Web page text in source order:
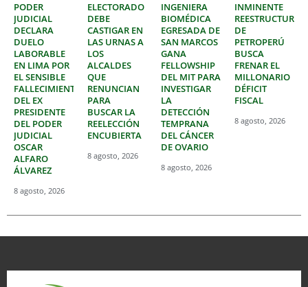
PODER
JUDICIAL
DECLARA
DUELO
LABORABLE
EN LIMA POR
EL SENSIBLE
FALLECIMIENTO
DEL EX
PRESIDENTE
DEL PODER
JUDICIAL
OSCAR
ALFARO
ÁLVAREZ
8 agosto, 2026
ELECTORADO
DEBE
CASTIGAR EN
LAS URNAS A
LOS
ALCALDES
QUE
RENUNCIAN
PARA
BUSCAR LA
REELECCIÓN
ENCUBIERTA
8 agosto, 2026
INGENIERA
BIOMÉDICA
EGRESADA DE
SAN MARCOS
GANA
FELLOWSHIP
DEL MIT PARA
INVESTIGAR
LA
DETECCIÓN
TEMPRANA
DEL CÁNCER
DE OVARIO
8 agosto, 2026
INMINENTE
DE
PETROPERÚ
BUSCA
FRENAR EL
MILLONARIO
DÉFICIT
FISCAL
8 agosto, 2026